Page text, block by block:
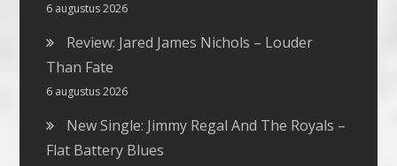
6 augustus 2026
Review: Jared James Nichols – Louder
Than Fate
6 augustus 2026
New Single: Jimmy Regal And The Royals –
Flat Battery Blues